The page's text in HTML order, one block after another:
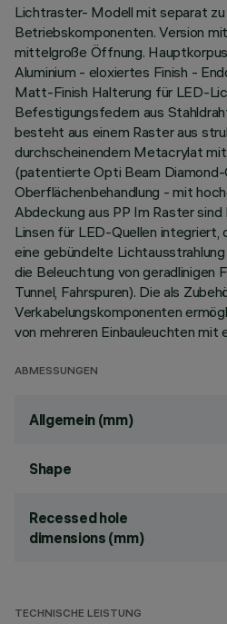
Lichtraster- Modell mit separat
Betriebskomponenten. Version
mittelgroße Öffnung.
Aluminium - eloxiertes Finish -
Matt-Finish Halterung für LED-
Befestigungsfedern aus
besteht aus einem Raster aus
durchscheinendem Metacrylat
(patentierte Opti Beam
Oberflächenbehandlung - mit
Abdeckung aus PP Im Raster
Linsen für LED-Quellen integriert,
eine gebündelte
die Beleuchtung von geradlinigen
Tunnel, Fahrspuren). Die als
Verkabelungskomponenten
von mehreren Einbauleuchten mit
ABMESSUNGEN
Allgemein (mm)
Shape
Recessed hole
dimensions (mm)
TECHNISCHE LEISTUNG